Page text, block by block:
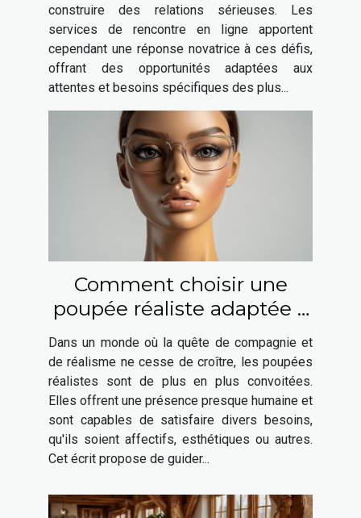
construire des relations sérieuses. Les
services de rencontre en ligne apportent
cependant une réponse novatrice à ces défis,
offrant des opportunités adaptées aux
attentes et besoins spécifiques des plus...
Comment choisir une
poupée réaliste adaptée à
vos besoins ?
Dans un monde où la quête de compagnie et
de réalisme ne cesse de croître, les poupées
réalistes sont de plus en plus convoitées.
Elles offrent une présence presque humaine et
sont capables de satisfaire divers besoins,
qu'ils soient affectifs, esthétiques ou autres.
Cet écrit propose de guider...